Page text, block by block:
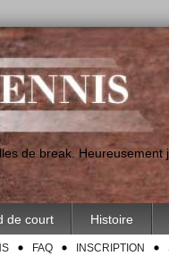
de break.
de court Histoire
FAQ INSCRIPTION